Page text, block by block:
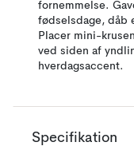
fornemmelse.
fødselsdage, dåb
Placer mini-
ved siden af
hverdagsaccent.
Specifikation